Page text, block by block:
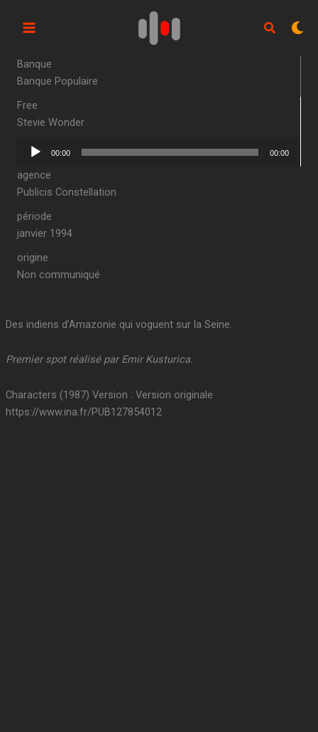
Banque
Banque Populaire
Free
Stevie Wonder
Lecteur
00:00 00:00
agence
Publicis Constellation
période
janvier 1994
origine
Non communiqué
Des indiens d’Amazonie qui voguent sur la Seine.
Premier spot réalisé par Emir Kusturica.
Characters (1987) Version : Version originale
https://www.ina.fr/PUB127854012